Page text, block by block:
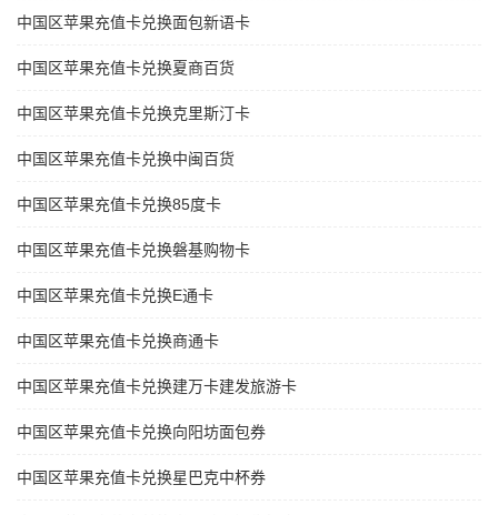
中国区苹果充值卡兑换面包新语卡
中国区苹果充值卡兑换夏商百货
中国区苹果充值卡兑换克里斯汀卡
中国区苹果充值卡兑换中闽百货
中国区苹果充值卡兑换85度卡
中国区苹果充值卡兑换磐基购物卡
中国区苹果充值卡兑换E通卡
中国区苹果充值卡兑换商通卡
中国区苹果充值卡兑换建万卡建发旅游卡
中国区苹果充值卡兑换向阳坊面包券
中国区苹果充值卡兑换星巴克中杯券